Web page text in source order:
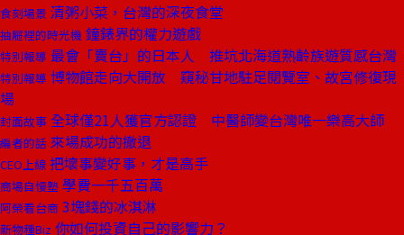
食刻場景 清粥小菜，台灣的深夜食堂
抽屜裡的時光機 鐘錶界的權力遊戲
特別報導 最會「賣台」的日本人 推坑北海道熟齡族遊質感台灣
特別報導 博物館走向大開放 窺秘甘地駐足閱覽室、故宮修復現
場
封面故事 全球僅21人獲官方認證 中醫師變台灣唯一樂高大師
編者的話 來場成功的撤退
CEO上線 把壞事變好事，才是高手
商場自慢塾 學費一千五百萬
阿榮看台商 3塊錢的冰淇淋
新物種Biz 你如何投資自己的影響力？